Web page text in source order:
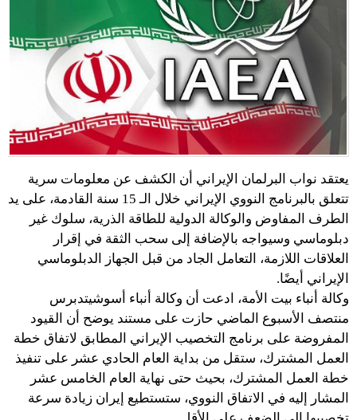
يعتقد نواب البرلمان الإيراني أن الكشف عن معلومات سرية
تتعلق بالبرنامج النووي الإيراني خلال الـ 15 سنة القادمة، على يد
الطرف المفاوض والوكالة الدولية للطاقة الذرية، سلوك غير
دبلوماسي وسيواجه بالإضافة إلى سحب الثقة في إقرار
العلاقات اللازمة، التعامل الجاد من قبل الجهاز الدبلوماسي
الإيراني أيضًا.
وکالة أنباء بيت الأمة، ادعت أن وكالة أنباء أسوشيتدبرس
منتصف الأسبوع الماضي حازت على مستند يوضح أن القيود
المفروضة على برنامج التخصيب الإيراني المطابق لاتفاق خطة
العمل المشترك، ستقل من بداية العام الحادي عشر على تنفيذ
خطة العمل المشترك، بحيث حتى نهاية العام الخامس عشر
المشار إليه في الاتفاق النووي، ستستطيع إيران زيادة سرعة